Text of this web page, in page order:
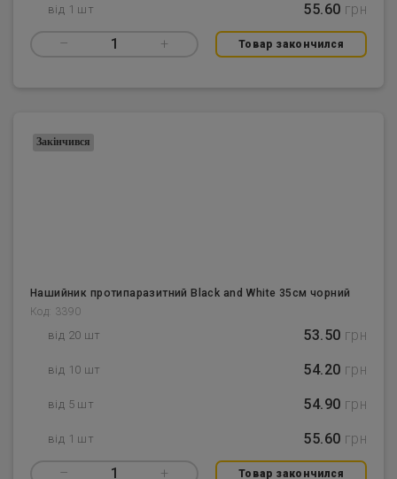
від 1 шт 55.60 грн
– 1 + Товар закончился
Нашийник протипаразитний Black and White 35см чорний
Код: 3390
від 20 шт 53.50 грн
від 10 шт 54.20 грн
від 5 шт 54.90 грн
від 1 шт 55.60 грн
– 1 + Товар закончился
Закінчився